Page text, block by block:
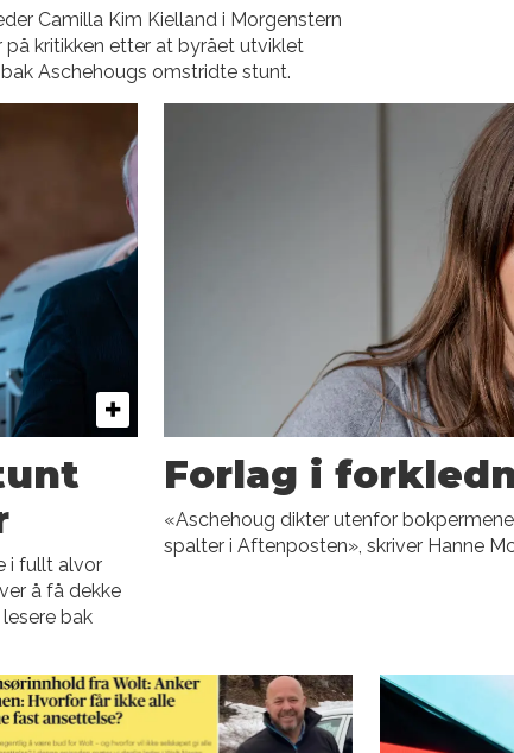
Camilla Kim Kielland i Morgenstern
på kritikken etter at byrået utviklet
Aschehougs omstridte stunt.
i fullt alvor
å få dekke
bak
Forlag i
«Aschehoug dikter utenfor
spalter i Aftenposten», skriver Hanne